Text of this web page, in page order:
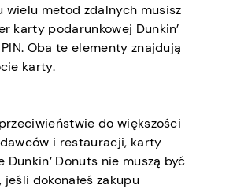
wielu metod zdalnych musisz
karty podarunkowej Dunkin’
Oba te elementy znajdują
karty.
do większości
i restauracji, karty
Dunkin’ Donuts nie muszą być
dokonałeś zakupu